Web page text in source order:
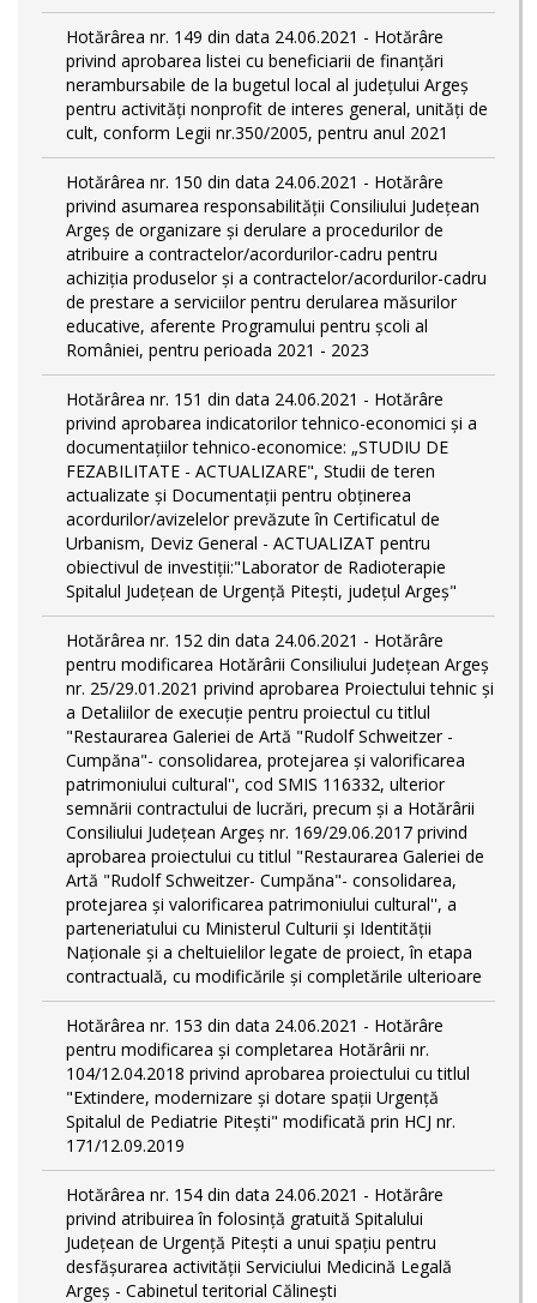
Hotărârea nr. 149 din data 24.06.2021 - Hotărâre
privind aprobarea listei cu beneficiarii de finanțări
nerambursabile de la bugetul local al județului Argeș
pentru activităţi nonprofit de interes general, unități de
cult, conform Legii nr.350/2005, pentru anul 2021
Hotărârea nr. 150 din data 24.06.2021 - Hotărâre
privind asumarea responsabilității Consiliului Județean
Argeș de organizare şi derulare a procedurilor de
atribuire a contractelor/acordurilor-cadru pentru
achiziţia produselor şi a contractelor/acordurilor-cadru
de prestare a serviciilor pentru derularea măsurilor
educative, aferente Programului pentru școli al
României, pentru perioada 2021 - 2023
Hotărârea nr. 151 din data 24.06.2021 - Hotărâre
privind aprobarea indicatorilor tehnico-economici și a
documentațiilor tehnico-economice: „STUDIU DE
FEZABILITATE - ACTUALIZARE", Studii de teren
actualizate și Documentații pentru obținerea
acordurilor/avizelelor prevăzute în Certificatul de
Urbanism, Deviz General - ACTUALIZAT pentru
obiectivul de investiții:"Laborator de Radioterapie
Spitalul Județean de Urgență Pitești, județul Argeș"
Hotărârea nr. 152 din data 24.06.2021 - Hotărâre
pentru modificarea Hotărârii Consiliului Judeţean Argeş
nr. 25/29.01.2021 privind aprobarea Proiectului tehnic şi
a Detaliilor de execuţie pentru proiectul cu titlul
"Restaurarea Galeriei de Artă "Rudolf Schweitzer -
Cumpăna"- consolidarea, protejarea şi valorificarea
patrimoniului cultural'', cod SMIS 116332, ulterior
semnării contractului de lucrări, precum şi a Hotărârii
Consiliului Judeţean Argeş nr. 169/29.06.2017 privind
aprobarea proiectului cu titlul "Restaurarea Galeriei de
Artă "Rudolf Schweitzer- Cumpăna"- consolidarea,
protejarea şi valorificarea patrimoniului cultural'', a
parteneriatului cu Ministerul Culturii şi Identităţii
Naţionale şi a cheltuielilor legate de proiect, în etapa
contractuală, cu modificările şi completările ulterioare
Hotărârea nr. 153 din data 24.06.2021 - Hotărâre
pentru modificarea și completarea Hotărârii nr.
104/12.04.2018 privind aprobarea proiectului cu titlul
"Extindere, modernizare și dotare spații Urgență
Spitalul de Pediatrie Pitești" modificată prin HCJ nr.
171/12.09.2019
Hotărârea nr. 154 din data 24.06.2021 - Hotărâre
privind atribuirea în folosință gratuită Spitalului
Judeţean de Urgenţă Piteşti a unui spaţiu pentru
desfăşurarea activităţii Serviciului Medicină Legală
Argeş - Cabinetul teritorial Călineşti